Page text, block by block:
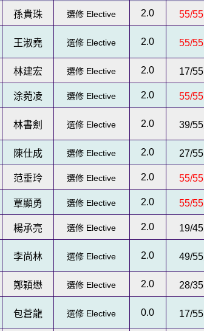
孫貴珠 選修 Elective 2.0 55/55
王淑堯 選修 Elective 2.0 55/55
林建宏 選修 Elective 2.0 17/55
涂菀凌 選修 Elective 2.0 55/55
林書劍 選修 Elective 2.0 39/55
陳仕成 選修 Elective 2.0 27/55
范垂玲 選修 Elective 2.0 55/55
覃顯勇 選修 Elective 2.0 55/55
楊承亮 選修 Elective 2.0 19/45
李尚林 選修 Elective 2.0 49/55
鄭穎懋 選修 Elective 2.0 28/35
包蒼龍 選修 Elective 0.0 17/55